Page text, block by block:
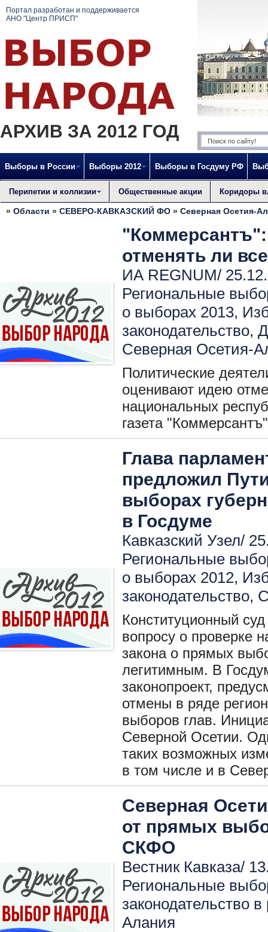
Портал разработан и поддерживается
АНО "Центр ПРИСП"
АРХИВ ЗА 2012 ГОД
Выборы в России Выборы 2012 Выборы в Госдуму РФ
Перипетии и коллизии Общественные акции Коридоры
» Области » СЕВЕРО-КАВКАЗСКИЙ ФО » Северная Осетия-
"Коммерсантъ":
отменять ли
ИА REGNUM/
Региональные
о выборах 2013,
законодательство,
Северная Осетия-
Политические
оценивают идею
национальных
газета
Глава
предложил
выборах
в Госдуме
Кавказский Узел/
Региональные
о выборах 2012,
законодательство,
Конституционный
вопросу о проверке
закона о прямых
легитимным. В
законопроект,
отмены в ряде
выборов глав.
Северной Осетии.
таких возможных
в том числе и в
Северная
от прямых
СКФО
Вестник Кавказа/
Региональные
законодательство в
Алания